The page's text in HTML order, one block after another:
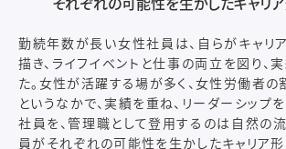
勤続年数が長い女性社員は、自らがキャリ
描き、ライフイベントと仕事の両立を図り、
た。女性が活躍する場が多く、女性労働者
というなかで、実績を重ね、リーダーシップ
社員を、管理職として登用するのは自然の
員がそれぞれの可能性を生かしたキャリア